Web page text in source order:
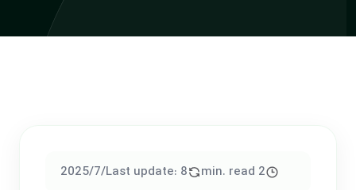
2
Last update: 8‏/7‏/2025